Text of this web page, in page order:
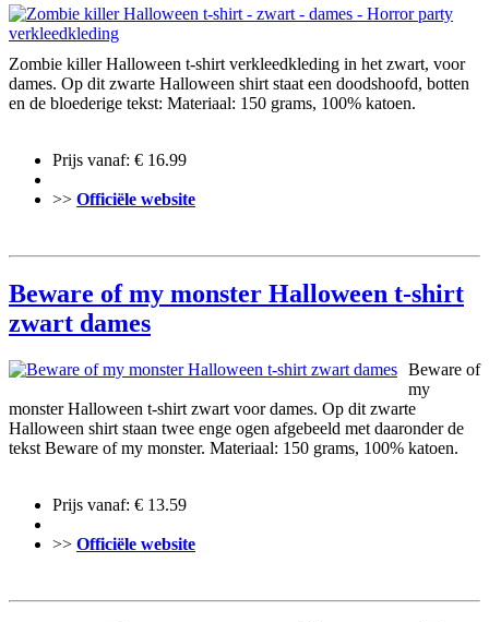
Zombie killer Halloween t-shirt verkleedkleding in het zwart, voor
dames. Op dit zwarte Halloween shirt staat een doodshoofd, botten
en de bloederige tekst: Materiaal: 150 grams, 100% katoen.
Prijs vanaf: € 16.99
>> Officiële website
Beware of my monster Halloween t-shirt
zwart dames
Beware of
my
monster Halloween t-shirt zwart voor dames. Op dit zwarte
Halloween shirt staan twee enge ogen afgebeeld met daaronder de
tekst Beware of my monster. Materiaal: 150 grams, 100% katoen.
Prijs vanaf: € 13.59
>> Officiële website